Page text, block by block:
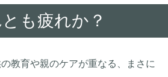
も疲れか？
教育や親のケアが重なる、まさに